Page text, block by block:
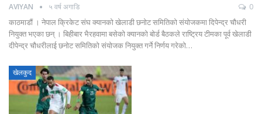
AVIYAN ५ वर्ष अगाडि 0
काठमाडौं । नेपाल क्रिकेट संघ क्यानको खेलाडी छनोट समितिको संयोजकमा दिपेन्द्र चौधरी
नियुक्त भएका छन् । बिहीबार भैरहवामा बसेको क्यानको बोर्ड बैठकले राष्ट्रिय टीमका पूर्व खेलाडी
दीपेन्द्र चौधरीलाई छनोट समितिको संयोजक नियुक्त गर्ने निर्णय गरेको…
खेलकुद